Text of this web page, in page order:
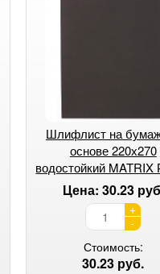
Шлифлист на
основе 220х270
водостойкий MATRIX
Цена: 30.23
+
-
Стоимость:
30.23 руб.